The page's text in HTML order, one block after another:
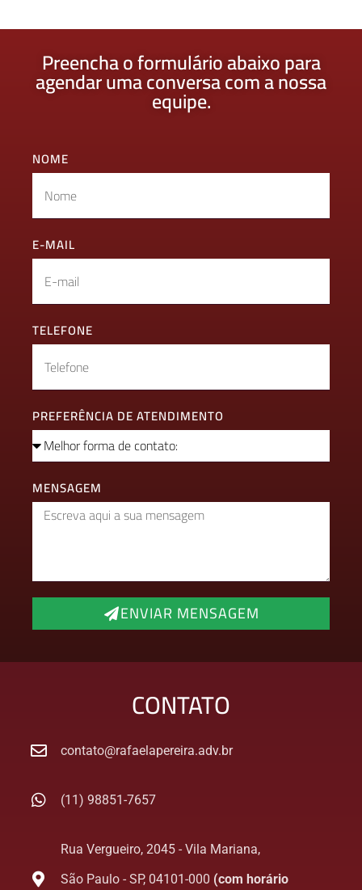
Preencha o formulário abaixo para
agendar uma conversa com a nossa
equipe.
NOME
E-MAIL
TELEFONE
PREFERÊNCIA DE ATENDIMENTO
MENSAGEM
ENVIAR MENSAGEM
CONTATO
contato@rafaelapereira.adv.br
(11) 98851-7657
Rua Vergueiro, 2045 - Vila Mariana,
São Paulo - SP, 04101-000 (com horário